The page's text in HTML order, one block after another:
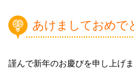
あけましておめで
謹んで新年のお慶びを申し上げま